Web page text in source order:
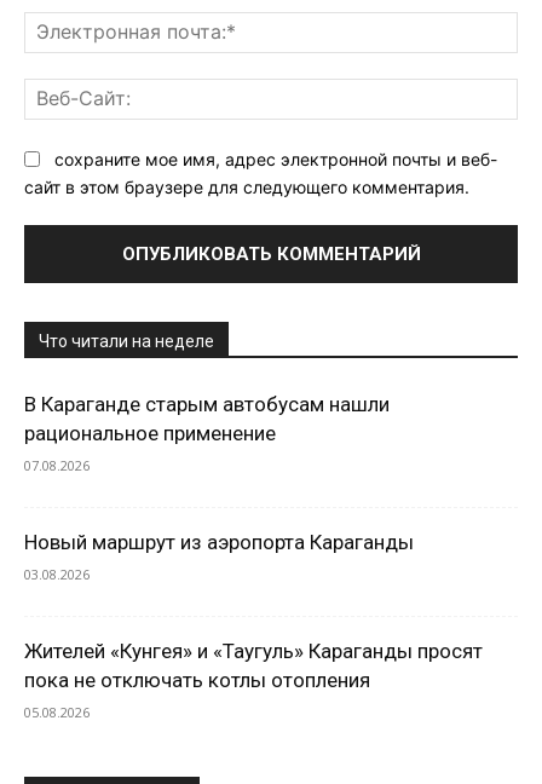
сохраните мое имя, адрес электронной почты и веб-
сайт в этом браузере для следующего комментария.
Что читали на неделе
В Караганде старым автобусам нашли
рациональное применение
07.08.2026
Новый маршрут из аэропорта Караганды
03.08.2026
Жителей «Кунгея» и «Таугуль» Караганды просят
пока не отключать котлы отопления
05.08.2026